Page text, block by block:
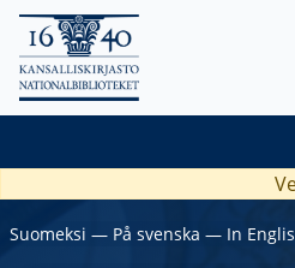
Suomeksi ― På svenska ― In